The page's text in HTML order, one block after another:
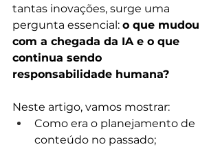
tantas inovações, surge uma
pergunta essencial: o que mudou
com a chegada da IA e o que
continua sendo
responsabilidade humana?
Neste artigo, vamos mostrar:
Como era o planejamento de
conteúdo no passado;